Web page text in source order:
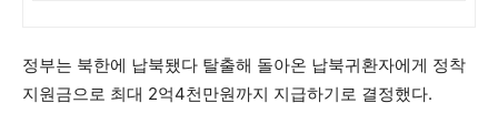
정부는 북한에 납북됐다 탈출해 돌아온 납북귀환자에게 정착
지원금으로 최대 2억4천만원까지 지급하기로 결정했다.